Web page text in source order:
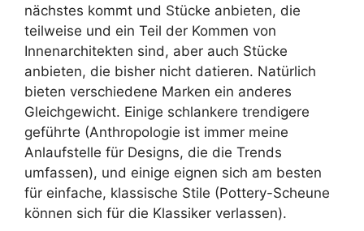
nächstes kommt und Stücke anbieten, die
teilweise und ein Teil der Kommen von
Innenarchitekten sind, aber auch Stücke
anbieten, die bisher nicht datieren. Natürlich
bieten verschiedene Marken ein anderes
Gleichgewicht. Einige schlankere trendigere
geführte (Anthropologie ist immer meine
Anlaufstelle für Designs, die die Trends
umfassen), und einige eignen sich am besten
für einfache, klassische Stile (Pottery-Scheune
können sich für die Klassiker verlassen).